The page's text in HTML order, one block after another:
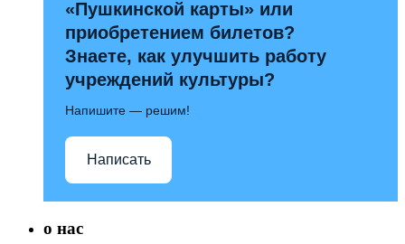
«Пушкинской карты» или
приобретением билетов?
Знаете, как улучшить работу
учреждений культуры?
Напишите — решим!
Написать
о нас